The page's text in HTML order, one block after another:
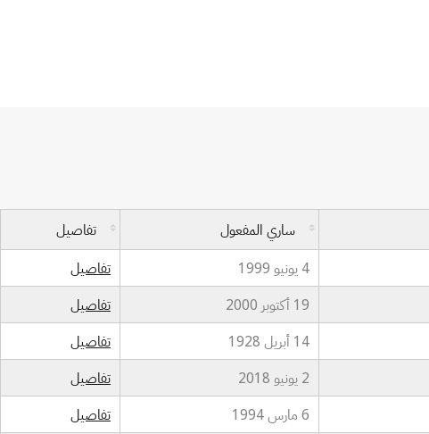
ساري المفعول
تفاصيل
4 يونيو 1999
تفاصيل
19 أكتوبر 2000
تفاصيل
14 أبريل 1928
تفاصيل
2 يونيو 2018
تفاصيل
6 مارس 1994
تفاصيل